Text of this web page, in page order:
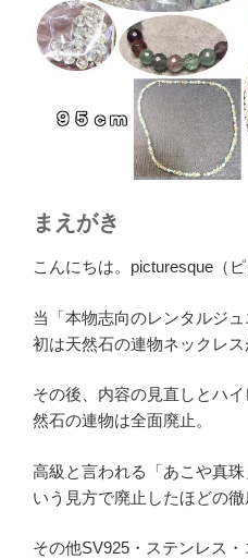
まえがき
こんにちは。picturesque（
当「本物志向のレンタルジ
初は天然石の連物ネックレス
その後、内容の見直しとハ
然石の連物は全面廃止。
高級と言われる「あこや真
いう見方で廃止したほどの徹
その他SV925・ステンレス